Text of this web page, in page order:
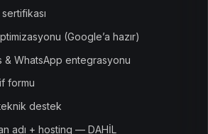
(Google’a hazır)
& WhatsApp entegrasyonu
formu
destek
adı + hosting — DAHİL